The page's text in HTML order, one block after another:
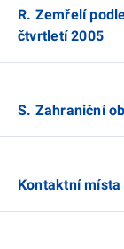
R. Zemřelí
čtvrtletí 2005
S. Zahraniční
Kontaktní